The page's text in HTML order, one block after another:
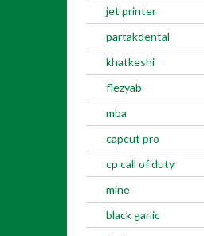
jet printer
partakdental
khatkeshi
flezyab
mba
capcut pro
cp call of duty
mine
black garlic